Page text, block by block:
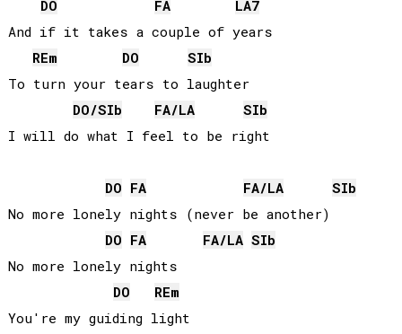
DO FA LA7
And if it takes a couple of years
REm DO
SIb
To turn your tears to laughter
DO/SIb FA/LA
SIb
I will do what I feel to be right
DO FA FA/LA
SIb
No more lonely nights (never be another)
DO FA FA/LA SIb
No more lonely nights
DO
REm